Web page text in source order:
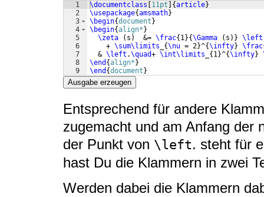
1
2
3
4
5
6
7
8
9
\documentclass 11pt {article}
\usepackage{amsmath}
\begin{document }
\begin{align* }
\zeta
( s )
  &=
\frac{ 1}{\Gamma ( s )} \left
    +
\sum\limits {\nu = 2}^{\infty} \frac
  &
\left .\quad+ \int\limits { 1}^{\infty}
\end {align* }
\end {document }
Ausgabe erzeugen
Entsprechend für andere
zugemacht und am Anfang der
der Punkt von \left. steht für
hast Du die Klammern in zwei
Werden dabei die Klammern